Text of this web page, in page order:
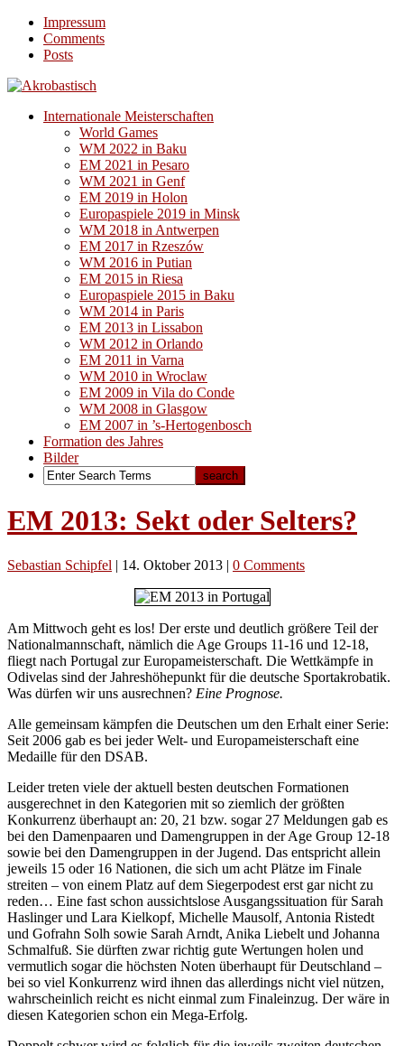
Impressum
Comments
Posts
Internationale Meisterschaften
World Games
WM 2022 in Baku
EM 2021 in Pesaro
WM 2021 in Genf
EM 2019 in Holon
Europaspiele 2019 in Minsk
WM 2018 in Antwerpen
EM 2017 in Rzeszów
WM 2016 in Putian
EM 2015 in Riesa
Europaspiele 2015 in Baku
WM 2014 in Paris
EM 2013 in Lissabon
WM 2012 in Orlando
EM 2011 in Varna
WM 2010 in Wroclaw
EM 2009 in Vila do Conde
WM 2008 in Glasgow
EM 2007 in ’s-Hertogenbosch
Formation des Jahres
Bilder
EM 2013: Sekt oder Selters?
Sebastian Schipfel | 14. Oktober 2013 | 0 Comments
Am Mittwoch geht es los! Der erste und deutlich größere Teil der
Nationalmannschaft, nämlich die Age Groups 11-16 und 12-18,
fliegt nach Portugal zur Europameisterschaft. Die Wettkämpfe in
Odivelas sind der Jahreshöhepunkt für die deutsche Sportakrobatik.
Was dürfen wir uns ausrechnen? Eine Prognose.
Alle gemeinsam kämpfen die Deutschen um den Erhalt einer Serie:
Seit 2006 gab es bei jeder Welt- und Europameisterschaft eine
Medaille für den DSAB.
Leider treten viele der aktuell besten deutschen Formationen
ausgerechnet in den Kategorien mit so ziemlich der größten
Konkurrenz überhaupt an: 20, 21 bzw. sogar 27 Meldungen gab es
bei den Damenpaaren und Damengruppen in der Age Group 12-18
sowie bei den Damengruppen in der Jugend. Das entspricht allein
jeweils 15 oder 16 Nationen, die sich um acht Plätze im Finale
streiten – von einem Platz auf dem Siegerpodest erst gar nicht zu
reden… Eine fast schon aussichtslose Ausgangssituation für Sarah
Haslinger und Lara Kielkopf, Michelle Mausolf, Antonia Ristedt
und Gofrahn Solh sowie Sarah Arndt, Anika Liebelt und Johanna
Schmalfuß. Sie dürften zwar richtig gute Wertungen holen und
vermutlich sogar die höchsten Noten überhaupt für Deutschland –
bei so viel Konkurrenz wird ihnen das allerdings nicht viel nützen,
wahrscheinlich reicht es nicht einmal zum Finaleinzug. Der wäre in
diesen Kategorien schon ein Mega-Erfolg.